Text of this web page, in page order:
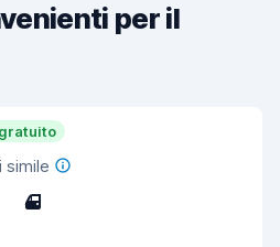
per il
simile
4